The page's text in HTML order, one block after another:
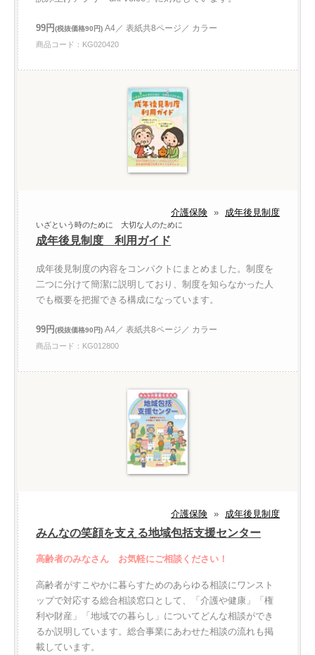
99円(税抜価格90円) A4／ 表紙共8ページ／ カラー
商品コード：KG020420
介護保険 » 成年後見制度
いざという時のために 大切な人のために
成年後見制度 利用ガイド
成年後見制度の内容をコンパクトにまとめました。制度を
二つに分けて簡潔に説明しており、制度を知らなかった人
でも概要を把握できる構成になっています。
99円(税抜価格90円) A4／ 表紙共8ページ／ カラー
商品コード：KG012800
介護保険 » 成年後見制度
みんなの笑顔を支える地域包括支援センター
高齢者のみなさん お気軽にご相談ください！
高齢者がすこやかに暮らすためのあらゆる相談にワンスト
ップで対応する総合相談窓口として、「介護や健康」「権
利や財産」「地域での暮らし」についてどんな相談ができ
るか説明しています。総合事業にあわせた相談の流れも掲
載しています。